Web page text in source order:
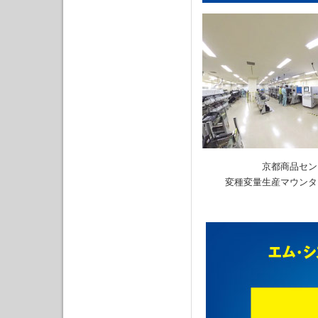
京都商品セ
変種変量生産マウン